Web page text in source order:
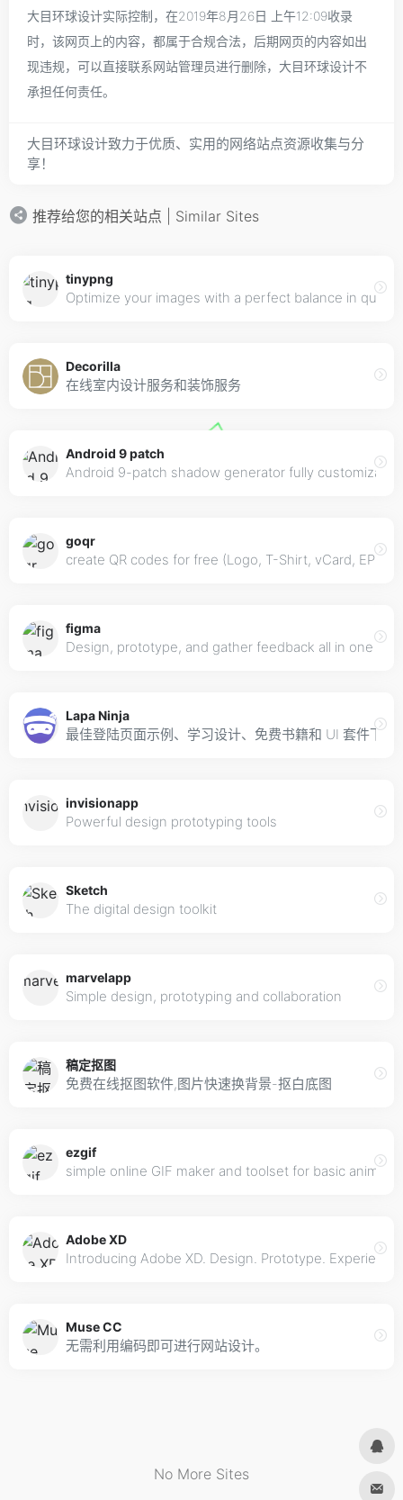
大目环球设计实际控制，在2019年8月26日 上午12:09收录
时，该网页上的内容，都属于合规合法，后期网页的内容如出
现违规，可以直接联系网站管理员进行删除，大目环球设计不
承担任何责任。
大目环球设计致力于优质、实用的网络站点资源收集与分
享！
推荐给您的相关站点 | Similar Sites
tinypng
Optimize your images with a perfect balance in
Decorilla
在线室内设计服务和装饰服务
Android 9 patch
Android 9-patch shadow generator fully
goqr
create QR codes for free (Logo, T-Shirt, vCard, EPS)
figma
Design, prototype, and gather feedback all in one
Lapa Ninja
最佳登陆页面示例、学习设计、免费书籍和 UI 套件下载
invisionapp
Powerful design prototyping tools
Sketch
The digital design toolkit
marvelapp
Simple design, prototyping and collaboration
稿定抠图
免费在线抠图软件,图片快速换背景-抠白底图
ezgif
simple online GIF maker and toolset for basic
Adobe XD
Introducing Adobe XD. Design. Prototype. Experience.
Muse CC
无需利用编码即可进行网站设计。
No More Sites